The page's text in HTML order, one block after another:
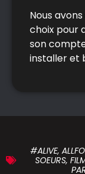
Nous
choix pour
son
installer et
#ALIVE,
SOEURS,